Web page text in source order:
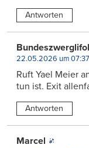
Antworten
22.05.2026 um 07:37
Ruft Yael Meier
tun ist. Exit
Antworten
Marcel